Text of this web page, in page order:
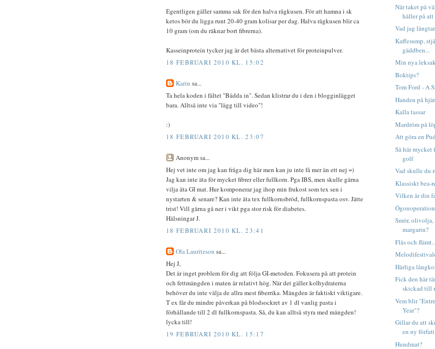
Egentligen gäller samma sak för den halva rågkusen. För att hamna i sk
ketos bör du ligga runt 20-40 gram kolisar per dag. Halva rågkusen blir ca
10 gram (om du räknar bort fibrerna).
Kasseinprotein tycker jag är det bästa alternativet för proteinpulver.
18 FEBRUARI 2010 KL. 15:02
Karin sa...
Ta hela koden i fältet "Bädda in". Sedan klistrar du i den i blogginlägget
bara. Alltså inte via "lägg till video"!
:)
18 FEBRUARI 2010 KL. 23:07
Anonym sa...
Hej vet inte om jag kan fråga dig här men kan ju inte få mer än ett nej =)
Jag kan inte äta för mycket fibrer eller fullkorn. Pga IBS, men skulle gärna
vilja äta GI mat. Hur komponerar jag ihop min frukost som tex sen i
nystarten & senare? Kan inte äta tex fullkornsbröd, fullkornspasta osv. Jätte
trist! Vill gärna gå ner i vikt pga stor risk för diabetes.
Hälsningar J.
18 FEBRUARI 2010 KL. 23:41
Ola Lauritzson sa...
Hej J,
Det är inget problem för dig att följa GI-metoden. Fokusera på att protein
och fettmängden i maten är relativt hög. När det gäller kolhydraterna
behöver du inte välja de allra mest fiberrika. Mängden är faktiskt viktigare.
T ex får du mindre påverkan på blodsockret av 1 dl vanlig pasta i
förhållande till 2 dl fullkornspasta. Så, du kan alltså styra med mängden!
lycka till!
19 FEBRUARI 2010 KL. 15:17
När taket på
håller på att
Vad jag
Kaffesump,
gäddben...
Min nya
Boktips?
Tom Ford - A
Handen på
Kalla tassar
Mardröm på
Att göra en
Så här mycket
golf
Vad skulle du
Klassiskt bea-
Vilken är din
Smör,
margarin?
Flås och
Härliga
Fick den här
skickad till
Vem blir
Year"?
Gillar du att
en ny
Hundmat?